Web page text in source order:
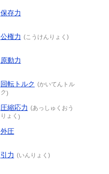
保存力
公権力 (こうけんりょく )
原動力
回転トルク (かいてんトル
ク)
圧縮応力 (あっしゅくおう
りょく )
外圧
引力 (いんりょく )